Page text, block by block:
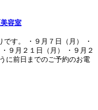
容室
です。 ・９月７日（月） ・
９月２１日（月） ・９月２
に前日までのご予約のお電